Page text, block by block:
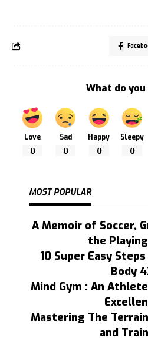
What do
Love
0
Sad
0
Happy
0
Sleepy
0
MOST POPULAR
A Memoir of Soccer,
the
10 Super Easy
Body
Mind Gym : An
Mastering The
and